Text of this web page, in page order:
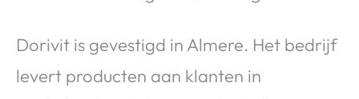
Dorivit is gevestigd in Almere. Het bedrijf
levert producten aan klanten in